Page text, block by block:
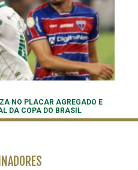
NO PLACAR AGREGADO E
DA COPA DO BRASIL